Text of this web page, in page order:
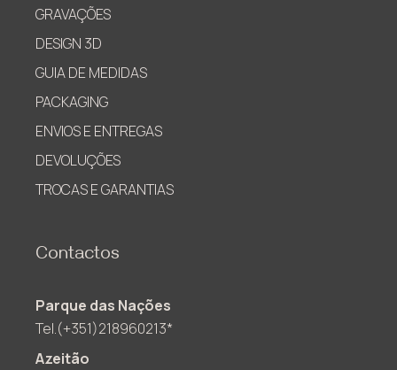
GRAVAÇÕES
DESIGN 3D
GUIA DE MEDIDAS
PACKAGING
ENVIOS E ENTREGAS
DEVOLUÇÕES
TROCAS E GARANTIAS
Contactos
Parque das Nações
Tel.(+351)218960213*
Azeitão